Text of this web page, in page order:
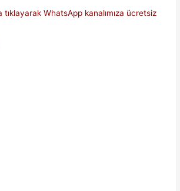
tıklayarak WhatsApp kanalımıza ücretsiz